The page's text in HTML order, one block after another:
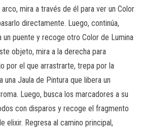
mira a través de él para ver un Color
directamente. Luego, continúa,
puente y recoge otro Color de Lumina
objeto, mira a la derecha para
por el que arrastrarte, trepa por la
una Jaula de Pintura que libera un
Luego, busca los marcadores a su
con disparos y recoge el fragmento
elixir. Regresa al camino principal,